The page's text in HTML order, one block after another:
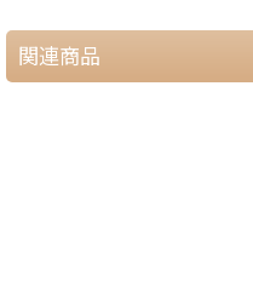
関連商品